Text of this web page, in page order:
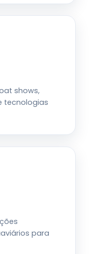
shows,
tecnologias
para